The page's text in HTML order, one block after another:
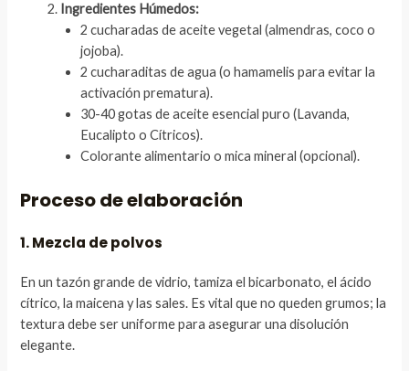
Ingredientes Húmedos:
2 cucharadas de aceite vegetal (almendras, coco o
jojoba).
2 cucharaditas de agua (o hamamelis para evitar la
activación prematura).
30-40 gotas de aceite esencial puro (Lavanda,
Eucalipto o Cítricos).
Colorante alimentario o mica mineral (opcional).
Proceso de elaboración
1. Mezcla de polvos
En un tazón grande de vidrio, tamiza el bicarbonato, el ácido
cítrico, la maicena y las sales. Es vital que no queden grumos; la
textura debe ser uniforme para asegurar una disolución
elegante.